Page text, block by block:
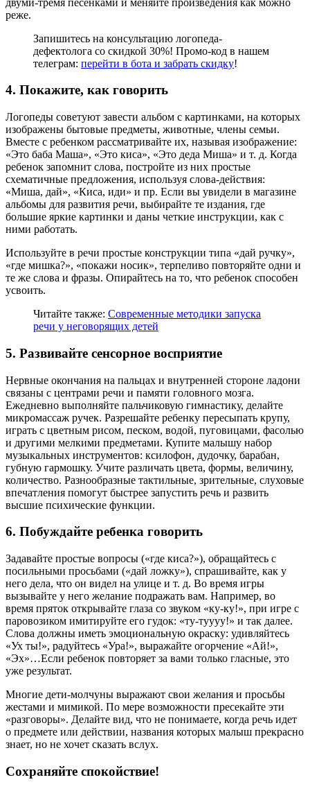
реже.
Запишитесь на консультацию логопеда-
дефектолога со скидкой 30%! Промо-код в нашем
телеграм: перейти в бота и забрать скидку!
4. Покажите, как говорить
Логопеды советуют завести альбом с картинками, на которых
изображены бытовые предметы, животные, члены семьи.
Вместе с ребенком рассматривайте их, называя изображение:
«Это баба Маша», «Это киса», «Это деда Миша» и т. д. Когда
ребенок запомнит слова, постройте из них простые
схематичные предложения, используя слова-действия:
«Миша, дай», «Киса, иди» и пр. Если вы увидели в магазине
альбомы для развития речи, выбирайте те издания, где
большие яркие картинки и даны четкие инструкции, как с
ними работать.
Используйте в речи простые конструкции типа «дай ручку»,
«где мишка?», «покажи носик», терпеливо повторяйте одни и
те же слова и фразы. Опирайтесь на то, что ребенок способен
усвоить.
Читайте также: Современные методики запуска
речи у неговорящих детей
5. Развивайте сенсорное восприятие
Нервные окончания на пальцах и внутренней стороне ладони
связаны с центрами речи и памяти головного мозга.
Ежедневно выполняйте пальчиковую гимнастику, делайте
микромассаж ручек. Разрешайте ребенку пересыпать крупу,
играть с цветным рисом, песком, водой, пуговицами, фасолью
и другими мелкими предметами. Купите малышу набор
музыкальных инструментов: ксилофон, дудочку, барабан,
губную гармошку. Учите различать цвета, формы, величину,
количество. Разнообразные тактильные, зрительные, слуховые
впечатления помогут быстрее запустить речь и развить
высшие психические функции.
6. Побуждайте ребенка говорить
Задавайте простые вопросы («где киса?»), обращайтесь с
посильными просьбами («дай ложку»), спрашивайте, как у
него дела, что он видел на улице и т. д. Во время игры
вызывайте у него желание подражать вам. Например, во
время пряток открывайте глаза со звуком «ку-ку!», при игре с
паровозиком имитируйте его гудок: «ту-туууу!» и так далее.
Слова должны иметь эмоциональную окраску: удивляйтесь
«Ух ты!», радуйтесь «Ура!», выражайте огорчение «Ай!»,
«Эх»…Если ребенок повторяет за вами только гласные, это
уже результат.
Многие дети-молчуны выражают свои желания и просьбы
жестами и мимикой. По мере возможности пресекайте эти
«разговоры». Делайте вид, что не понимаете, когда речь идет
о предмете или действии, названия которых малыш прекрасно
знает, но не хочет сказать вслух.
Сохраняйте спокойствие!